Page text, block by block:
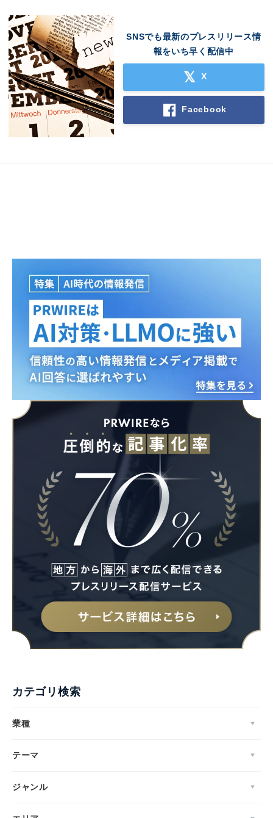
SNSでも最新のプレスリリース情
報をいち早く配信中
X
Facebook
カテゴリ検索
業種
テーマ
ジャンル